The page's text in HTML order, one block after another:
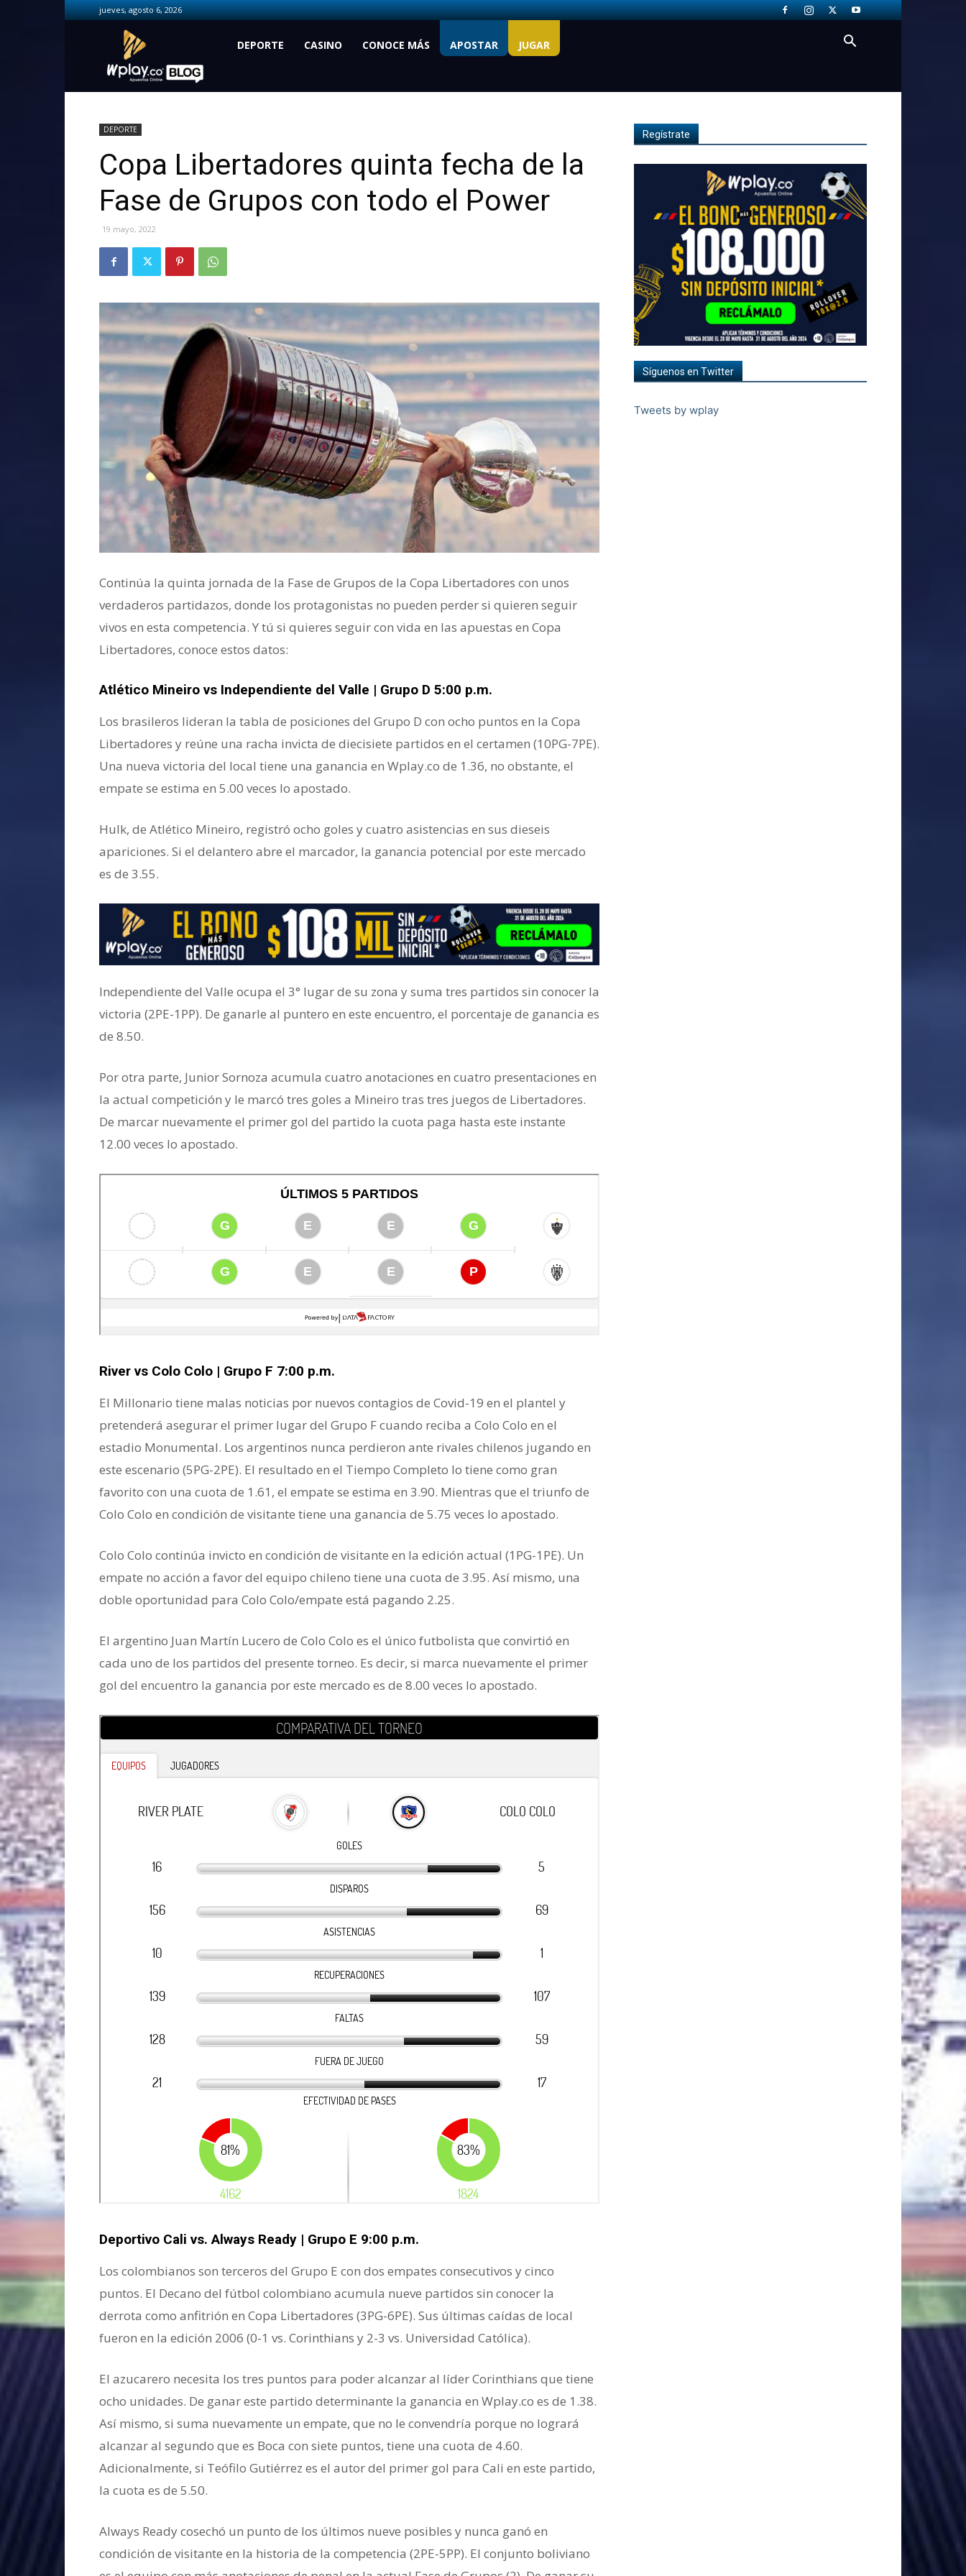
jueves, agosto 6, 2026
Wplay.co
DEPORTE CASINO CONOCE MÁS APOSTAR JUGAR
DEPORTE
Copa Libertadores quinta fecha de la
Fase de Grupos con todo el Power
19 mayo, 2022
Continúa la quinta jornada de la Fase de Grupos de la Copa Libertadores con unos
verdaderos partidazos, donde los protagonistas no pueden perder si quieren seguir
vivos en esta competencia. Y tú si quieres seguir con vida en las apuestas en Copa
Libertadores, conoce estos datos:
Atlético Mineiro vs Independiente del Valle | Grupo D 5:00 p.m.
Los brasileros lideran la tabla de posiciones del Grupo D con ocho puntos en la Copa
Libertadores y reúne una racha invicta de diecisiete partidos en el certamen (10PG-7PE).
Una nueva victoria del local tiene una ganancia en Wplay.co de 1.36, no obstante, el
empate se estima en 5.00 veces lo apostado.
Hulk, de Atlético Mineiro, registró ocho goles y cuatro asistencias en sus dieseis
apariciones. Si el delantero abre el marcador, la ganancia potencial por este mercado
es de 3.55.
Independiente del Valle ocupa el 3° lugar de su zona y suma tres partidos sin conocer la
victoria (2PE-1PP). De ganarle al puntero en este encuentro, el porcentaje de ganancia es
de 8.50.
Por otra parte, Junior Sornoza acumula cuatro anotaciones en cuatro presentaciones en
la actual competición y le marcó tres goles a Mineiro tras tres juegos de Libertadores.
De marcar nuevamente el primer gol del partido la cuota paga hasta este instante
12.00 veces lo apostado.
River vs Colo Colo | Grupo F 7:00 p.m.
El Millonario tiene malas noticias por nuevos contagios de Covid-19 en el plantel y
pretenderá asegurar el primer lugar del Grupo F cuando reciba a Colo Colo en el
estadio Monumental. Los argentinos nunca perdieron ante rivales chilenos jugando en
este escenario (5PG-2PE). El resultado en el Tiempo Completo lo tiene como gran
favorito con una cuota de 1.61, el empate se estima en 3.90. Mientras que el triunfo de
Colo Colo en condición de visitante tiene una ganancia de 5.75 veces lo apostado.
Colo Colo continúa invicto en condición de visitante en la edición actual (1PG-1PE). Un
empate no acción a favor del equipo chileno tiene una cuota de 3.95. Así mismo, una
doble oportunidad para Colo Colo/empate está pagando 2.25.
El argentino Juan Martín Lucero de Colo Colo es el único futbolista que convirtió en
cada uno de los partidos del presente torneo. Es decir, si marca nuevamente el primer
gol del encuentro la ganancia por este mercado es de 8.00 veces lo apostado.
Deportivo Cali vs. Always Ready | Grupo E 9:00 p.m.
Los colombianos son terceros del Grupo E con dos empates consecutivos y cinco
puntos. El Decano del fútbol colombiano acumula nueve partidos sin conocer la
derrota como anfitrión en Copa Libertadores (3PG-6PE). Sus últimas caídas de local
fueron en la edición 2006 (0-1 vs. Corinthians y 2-3 vs. Universidad Católica).
El azucarero necesita los tres puntos para poder alcanzar al líder Corinthians que tiene
ocho unidades. De ganar este partido determinante la ganancia en Wplay.co es de 1.38.
Así mismo, si suma nuevamente un empate, que no le convendría porque no logrará
alcanzar al segundo que es Boca con siete puntos, tiene una cuota de 4.60.
Adicionalmente, si Teófilo Gutiérrez es el autor del primer gol para Cali en este partido,
la cuota es de 5.50.
Always Ready cosechó un punto de los últimos nueve posibles y nunca ganó en
condición de visitante en la historia de la competencia (2PE-5PP). El conjunto boliviano
Regístrate
Síguenos en Twitter
Tweets by wplay